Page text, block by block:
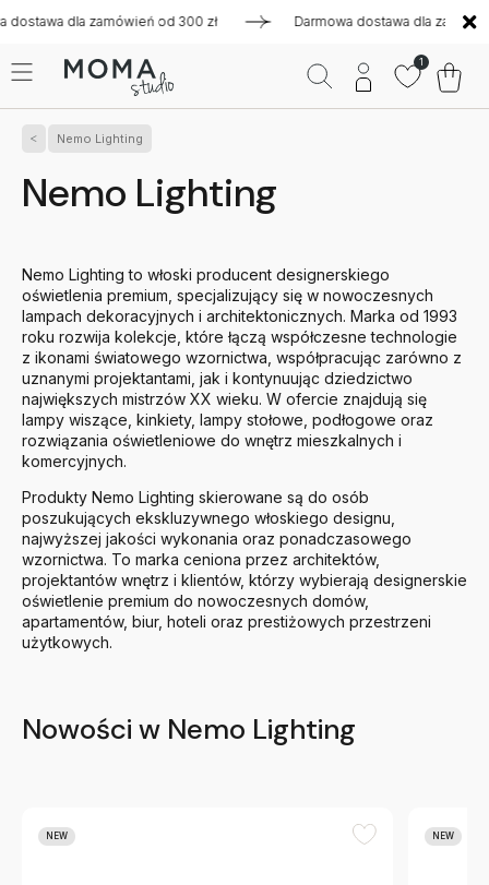
zamówień od 300 zł Darmowa dostawa dla zamówień od 300
1
Nemo Lighting
Nemo Lighting
Nemo Lighting to włoski producent designerskiego
oświetlenia premium, specjalizujący się w nowoczesnych
lampach dekoracyjnych i architektonicznych. Marka od 1993
roku rozwija kolekcje, które łączą współczesne technologie
z ikonami światowego wzornictwa, współpracując zarówno z
uznanymi projektantami, jak i kontynuując dziedzictwo
największych mistrzów XX wieku. W ofercie znajdują się
lampy wiszące, kinkiety, lampy stołowe, podłogowe oraz
rozwiązania oświetleniowe do wnętrz mieszkalnych i
komercyjnych.
Produkty Nemo Lighting skierowane są do osób
poszukujących ekskluzywnego włoskiego designu,
najwyższej jakości wykonania oraz ponadczasowego
wzornictwa. To marka ceniona przez architektów,
projektantów wnętrz i klientów, którzy wybierają designerskie
oświetlenie premium do nowoczesnych domów,
apartamentów, biur, hoteli oraz prestiżowych przestrzeni
użytkowych.
Nowości w Nemo Lighting
NEW NEW